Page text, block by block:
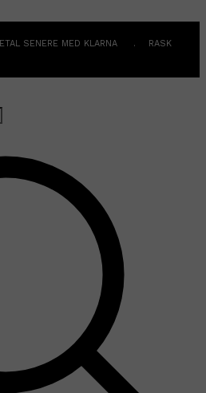
SENERE MED KLARNA . RASK